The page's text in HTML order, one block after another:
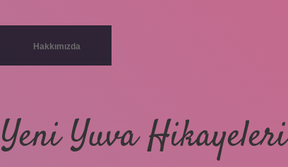
Hakkımızda
Yeni Yuva Hikayeleri